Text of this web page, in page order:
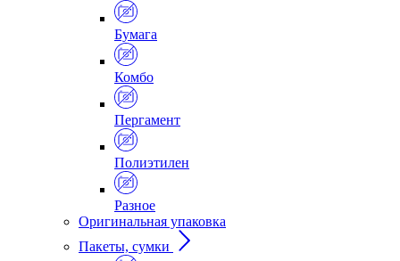
Бумага
Комбо
Пергамент
Полиэтилен
Разное
Оригинальная упаковка
Пакеты, сумки